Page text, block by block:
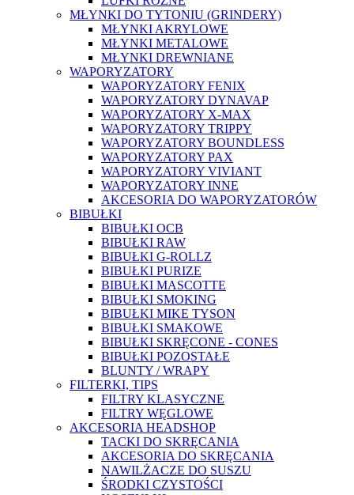
MŁYNKI DO TYTONIU (GRINDERY)
MŁYNKI AKRYLOWE
MŁYNKI METALOWE
MŁYNKI DREWNIANE
WAPORYZATORY
WAPORYZATORY FENIX
WAPORYZATORY DYNAVAP
WAPORYZATORY X-MAX
WAPORYZATORY TRIPPY
WAPORYZATORY BOUNDLESS
WAPORYZATORY PAX
WAPORYZATORY VIVIANT
WAPORYZATORY INNE
AKCESORIA DO WAPORYZATORÓW
BIBUŁKI
BIBUŁKI OCB
BIBUŁKI RAW
BIBUŁKI G-ROLLZ
BIBUŁKI PURIZE
BIBUŁKI MASCOTTE
BIBUŁKI SMOKING
BIBUŁKI MIKE TYSON
BIBUŁKI SMAKOWE
BIBUŁKI SKRĘCONE - CONES
BIBUŁKI POZOSTAŁE
BLUNTY / WRAPY
FILTERKI, TIPS
FILTRY KLASYCZNE
FILTRY WĘGLOWE
AKCESORIA HEADSHOP
TACKI DO SKRĘCANIA
AKCESORIA DO SKRĘCANIA
NAWILŻACZE DO SUSZU
ŚRODKI CZYSTOŚCI